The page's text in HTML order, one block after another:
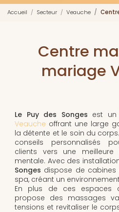
Accueil Secteur Veauche
Centre
mariage
Le Puy des Songes est un
Veauche offrant une large
la détente et le soin du
conseils personnalisés
clients vers une
mentale. Avec des
Songes dispose de
spa, créant un
En plus de ces espaces
propose des massages
tensions et revitaliser le